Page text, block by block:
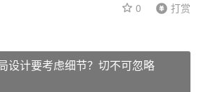
0 打赏
设计要考虑细节？切不可忽略